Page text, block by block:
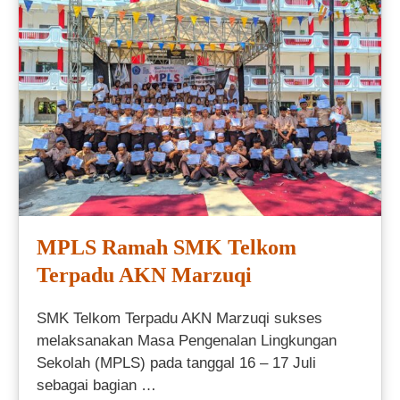
MPLS Ramah SMK Telkom
Terpadu AKN Marzuqi
SMK Telkom Terpadu AKN Marzuqi sukses
melaksanakan Masa Pengenalan Lingkungan
Sekolah (MPLS) pada tanggal 16 – 17 Juli
sebagai bagian …